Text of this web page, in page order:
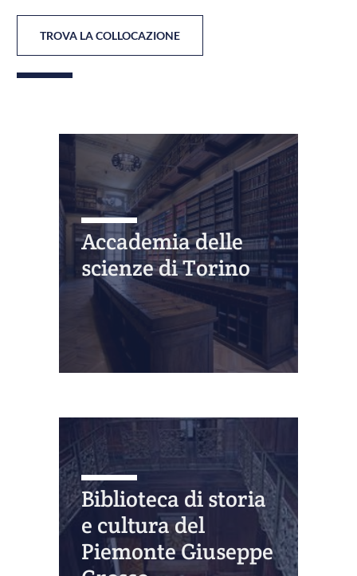
TROVA LA COLLOCAZIONE
Accademia delle
scienze di Torino
Biblioteca di storia
e cultura del
Piemonte Giuseppe